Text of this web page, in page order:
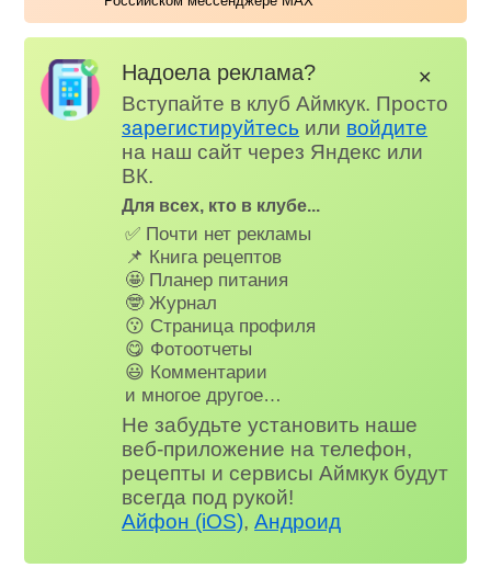
Надоела реклама?
Вступайте в клуб Аймкук. Просто
зарегистируйтесь или войдите
на наш сайт через Яндекс или
ВК.
Для всех, кто в клубе...
✅ Почти нет рекламы
📌 Книга рецептов
🤩 Планер питания
🤓 Журнал
😗 Страница профиля
😋 Фотоотчеты
😃 Комментарии
и многое другое…
Не забудьте установить наше
веб-приложение на телефон,
рецепты и сервисы Аймкук будут
всегда под рукой!
Айфон (iOS),Андроид
✕